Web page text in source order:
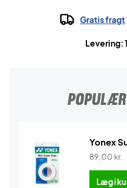
Gratis fragt
Levering:
Yonex
89,00 kr.
Læg i